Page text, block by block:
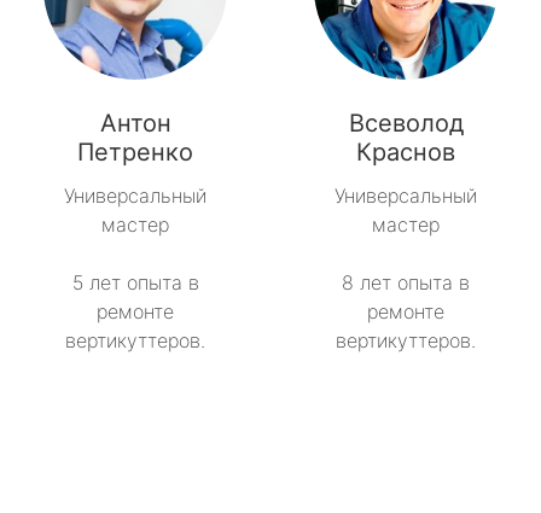
Антон
Петренко
Универсальный
мастер
5 лет опыта в
ремонте
вертикуттеров.
Всеволод
Краснов
Универсальный
мастер
8 лет опыта в
ремонте
вертикуттеров.